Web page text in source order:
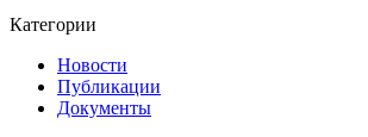
Категории
Новости
Публикации
Документы